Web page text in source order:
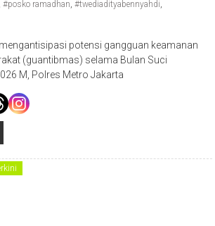
,#posko ramadhan ,#twediadityabennyahdi
potensi gangguan keamanan
(guantibmas) selama Bulan Suci
M, Polres Metro Jakarta